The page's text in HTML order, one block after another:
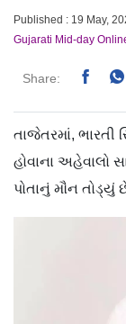
Published : 19 May,
Gujarati Mid-day
Share:
તાજેતરમાં,
હોવાના અહેવાલો
પોતાનું મૌન